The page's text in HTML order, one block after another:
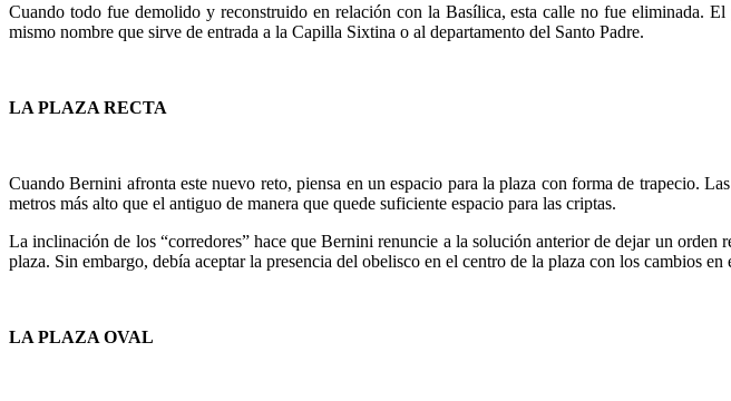
Cuando todo fue demolido y reconstruido en relación con la Basílica, esta calle no fue eliminada.
mismo nombre que sirve de entrada a la Capilla Sixtina o al departamento del Santo Padre.
LA PLAZA RECTA
Cuando Bernini afronta este nuevo reto, piensa en un espacio para la plaza con forma de trapecio.
metros más alto que el antiguo de manera que quede suficiente espacio para las criptas.
La inclinación de los “corredores” hace que Bernini renuncie a la solución anterior de dejar un
plaza. Sin embargo, debía aceptar la presencia del obelisco en el centro de la plaza con los cambios en
LA PLAZA OVAL